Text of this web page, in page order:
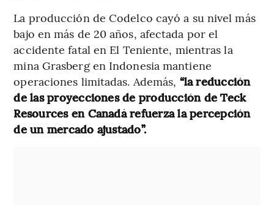
La producción de Codelco cayó a su nivel más
bajo en más de 20 años, afectada por el
accidente fatal en El Teniente, mientras la
mina Grasberg en Indonesia mantiene
operaciones limitadas. Además, “la reducción
de las proyecciones de producción de Teck
Resources en Canadá refuerza la percepción
de un mercado ajustado”.